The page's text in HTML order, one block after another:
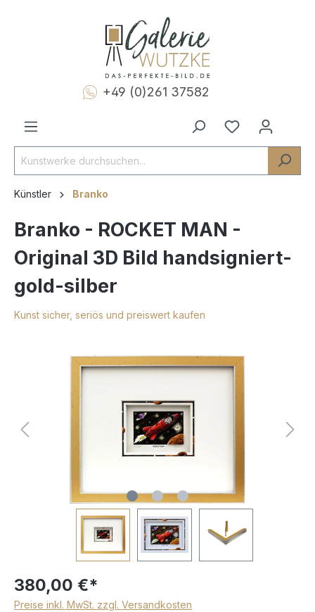
+49 (0)261 37582
Künstler Branko
Branko - ROCKET MAN -
Original 3D Bild handsigniert-
gold-silber
Kunst sicher, seriös und preiswert kaufen
380,00 €*
Preise inkl. MwSt. zzgl. Versandkosten